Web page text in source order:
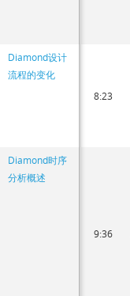
Diamond设计
流程的变化
8:23
Diamond时序
分析概述
9:36